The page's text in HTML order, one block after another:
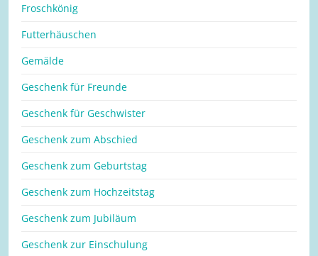
Froschkönig
Futterhäuschen
Gemälde
Geschenk für Freunde
Geschenk für Geschwister
Geschenk zum Abschied
Geschenk zum Geburtstag
Geschenk zum Hochzeitstag
Geschenk zum Jubiläum
Geschenk zur Einschulung